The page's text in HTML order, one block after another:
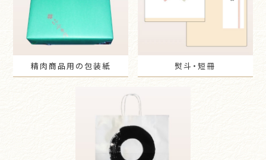
精肉商品用の包装紙 熨斗・短冊